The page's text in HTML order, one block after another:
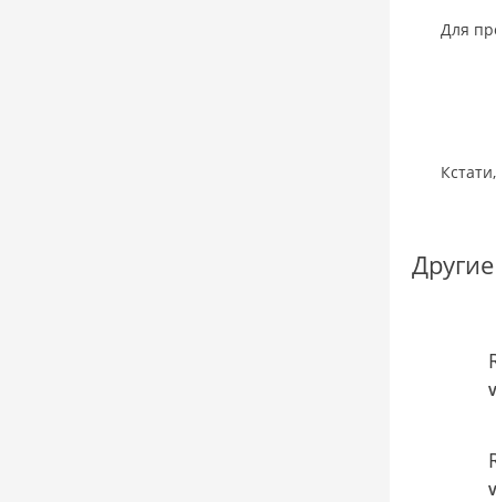
Для